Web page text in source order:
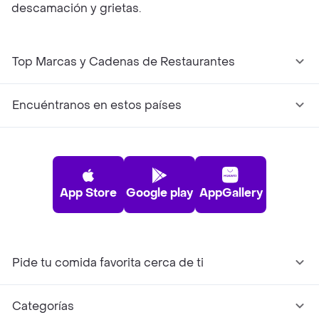
descamación y grietas.
Top Marcas y Cadenas de Restaurantes
Encuéntranos en estos países
App Store Google play AppGallery
Pide tu comida favorita cerca de ti
Categorías